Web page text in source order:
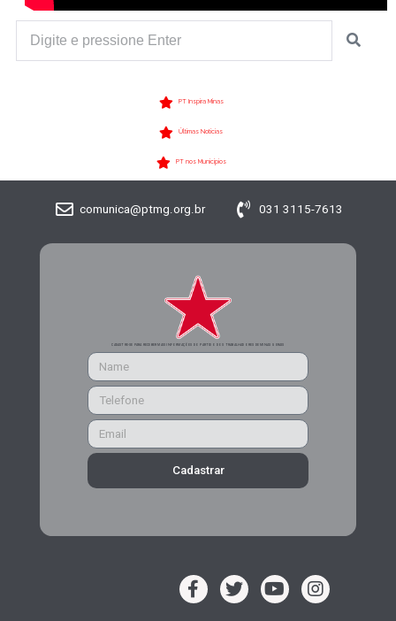
PT Inspira Minas
Últimas Notícias
PT nos Municípios
comunica@ptmg.org.br 031 3115-7613
CADASTRE-SE PARA RECEBER MAIS INFORMAÇÕES DO PARTIDO DOS TRABALHADORES DE MINAS GERAIS
Cadastrar